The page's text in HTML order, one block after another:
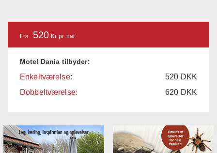
Fra 520 Kr pr. nat
Motel Dania tilbyder:
Enkeltværelse: 520 DKK
Dobbeltværelse:
620 DKK